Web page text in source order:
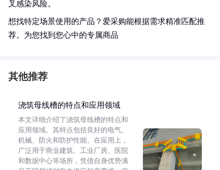
叉感染风险。
想找特定场景使用的产品？爱采购能根据需求精准匹配推
荐。为您找到您心中的专属商品
其他推荐
浇筑母线槽的特点和应用领域
本文详细介绍了浇筑母线槽的特点和
应用领域。其特点包括良好的电气、
机械、防火和防护性能。在应用上，
广泛用于商业建筑、工业厂房、医院
和数据中心等场所，凭借自身优势满